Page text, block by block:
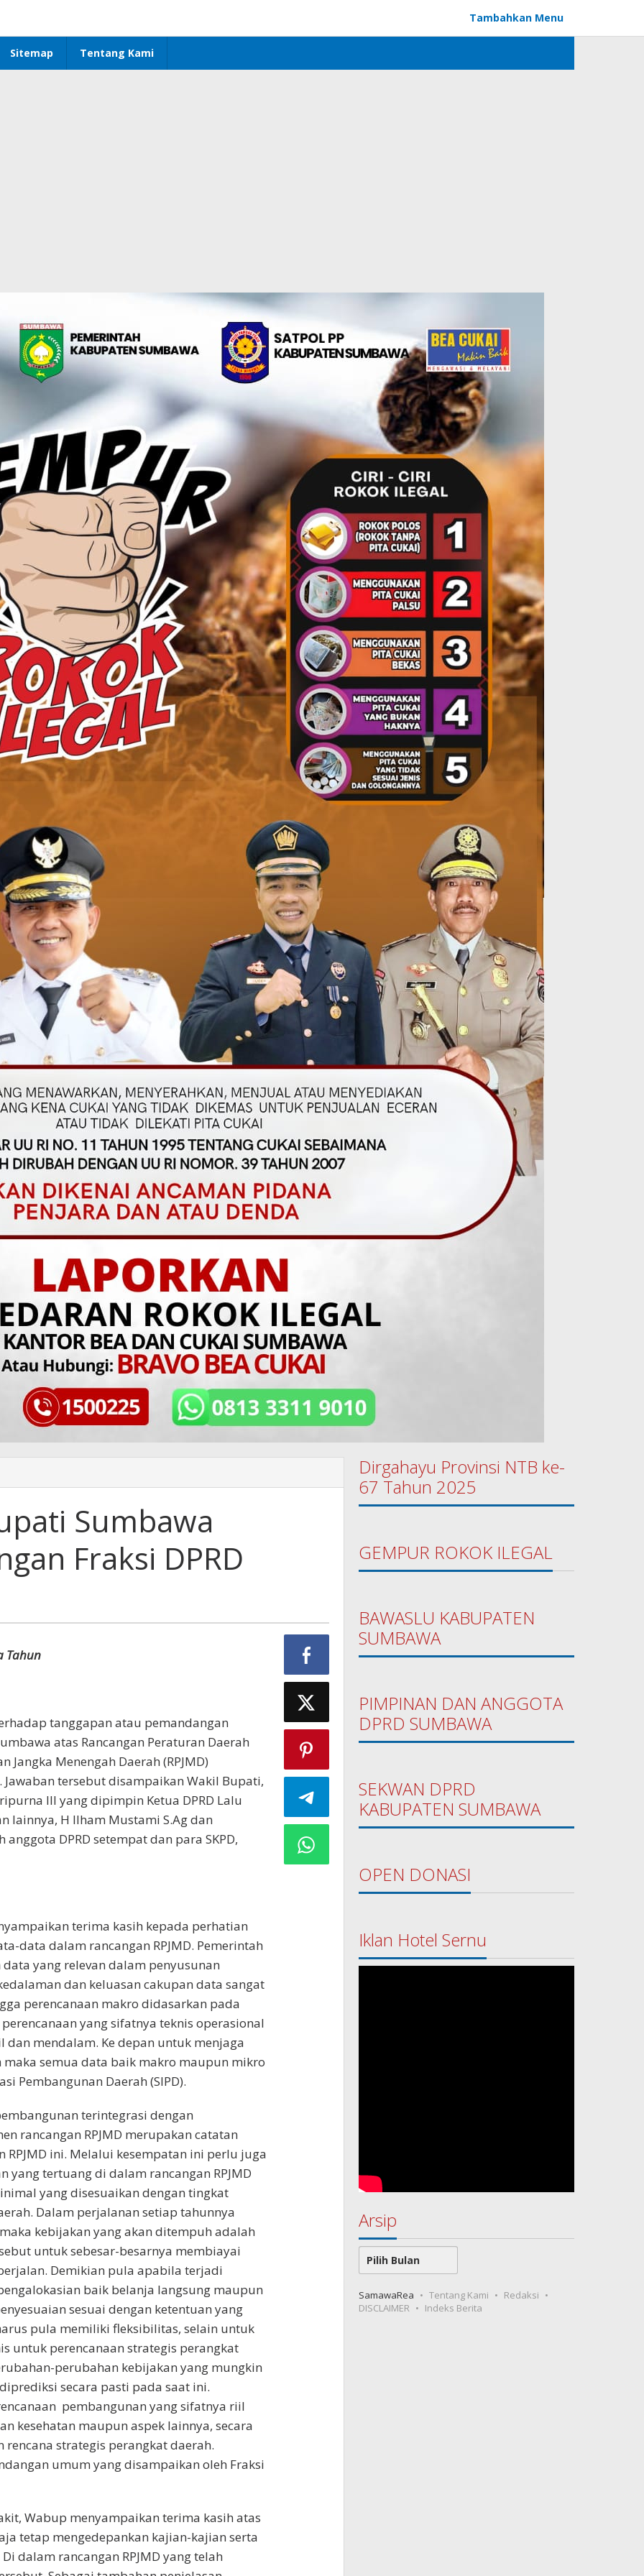
Tambahkan Menu
Sitemap Tentang Kami
Sumbawa
Fraksi DPRD
Tahun
tanggapan atau pemandangan
atas Rancangan Peraturan Daerah
Jangka Menengah Daerah (RPJMD)
tersebut disampaikan Wakil Bupati,
III yang dipimpin Ketua DPRD Lalu
lainnya, H Ilham Mustami S.Ag dan
DPRD setempat dan para SKPD,
terima kasih kepada perhatian
data dalam rancangan RPJMD. Pemerintah
yang relevan dalam penyusunan
dan keluasan cakupan data sangat
perencanaan makro didasarkan pada
yang sifatnya teknis operasional
mendalam. Ke depan untuk menjaga
semua data baik makro maupun mikro
Pembangunan Daerah (SIPD).
terintegrasi dengan
rancangan RPJMD merupakan catatan
ini. Melalui kesempatan ini perlu juga
tertuang di dalam rancangan RPJMD
yang disesuaikan dengan tingkat
Dalam perjalanan setiap tahunnya
kebijakan yang akan ditempuh adalah
untuk sebesar-besarnya membiayai
Demikian pula apabila terjadi
baik belanja langsung maupun
sesuai dengan ketentuan yang
pula memiliki fleksibilitas, selain untuk
untuk perencanaan strategis perangkat
perubahan kebijakan yang mungkin
secara pasti pada saat ini.
pembangunan yang sifatnya riil
kesehatan maupun aspek lainnya, secara
strategis perangkat daerah.
umum yang disampaikan oleh Fraksi
Wabup menyampaikan terima kasih atas
tetap mengedepankan kajian-kajian serta
dalam rancangan RPJMD yang telah
Dirgahayu Provinsi NTB ke-
67 Tahun 2025
GEMPUR ROKOK ILEGAL
BAWASLU KABUPATEN
SUMBAWA
PIMPINAN DAN ANGGOTA
DPRD SUMBAWA
SEKWAN DPRD
KABUPATEN SUMBAWA
OPEN DONASI
Iklan Hotel Sernu
Arsip
Arsip
SamawaRea Tentang Kami
Redaksi
DISCLAIMER
Indeks Berita